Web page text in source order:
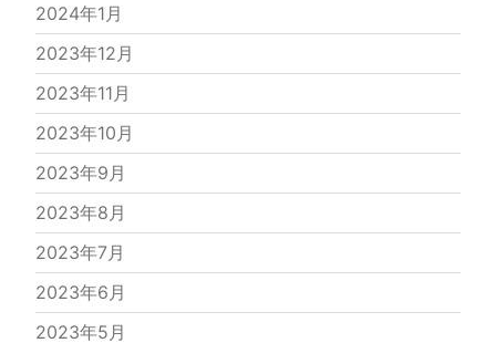
2024年1月
2023年12月
2023年11月
2023年10月
2023年9月
2023年8月
2023年7月
2023年6月
2023年5月